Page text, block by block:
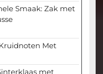
Smaak: Zak met
Met
met